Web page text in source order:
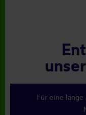
Für eine lange